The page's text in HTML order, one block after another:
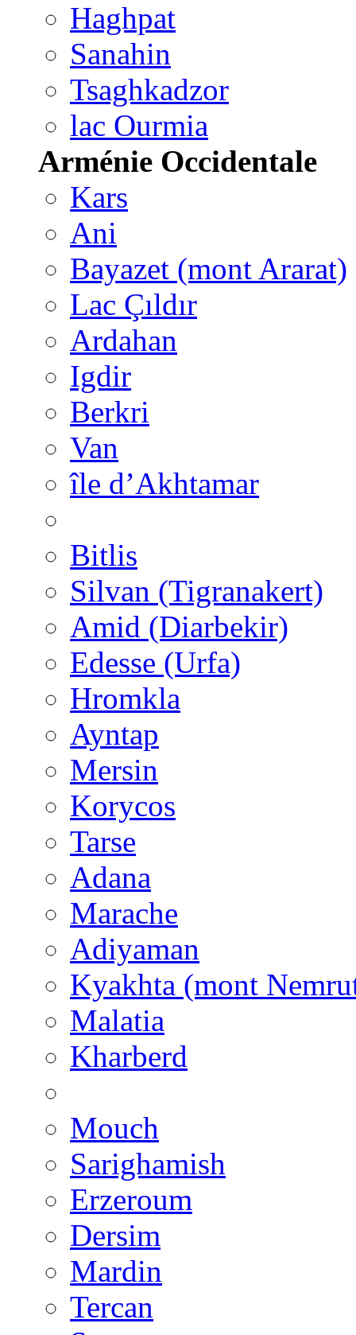
Haghpat
Sanahin
Tsaghkadzor
lac Ourmia
Arménie Occidentale
Kars
Ani
Bayazet (mont Ararat)
Lac Çıldır
Ardahan
Igdir
Berkri
Van
île d’Akhtamar
Bitlis
Silvan (Tigranakert)
Amid (Diarbekir)
Edesse (Urfa)
Hromkla
Ayntap
Mersin
Korycos
Tarse
Adana
Marache
Adiyaman
Kyakhta (mont
Malatia
Kharberd
Mouch
Sarighamish
Erzeroum
Dersim
Mardin
Tercan